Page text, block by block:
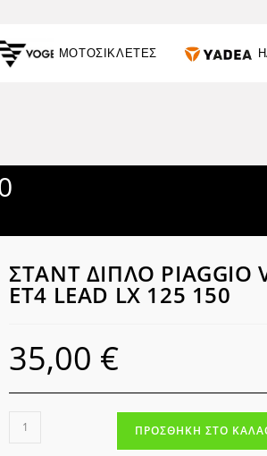
ΜΟΤΟΣΙΚΛΕΤΕΣ
ΣΤΑΝΤ ΔΙΠΛΟ PIAGGIO
ET4 LEAD LX 125 150
35,00 €
ΣΤΑΝΤ
ΠΡΟΣΘΉΚΗ ΣΤΟ